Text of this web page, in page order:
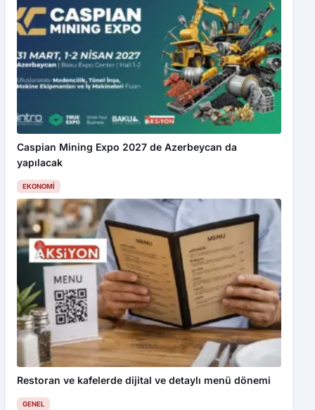
Caspian Mining Expo 2027 de Azerbeycan da
yapılacak
EKONOMI
Restoran ve kafelerde dijital ve detaylı menü dönemi
GENEL